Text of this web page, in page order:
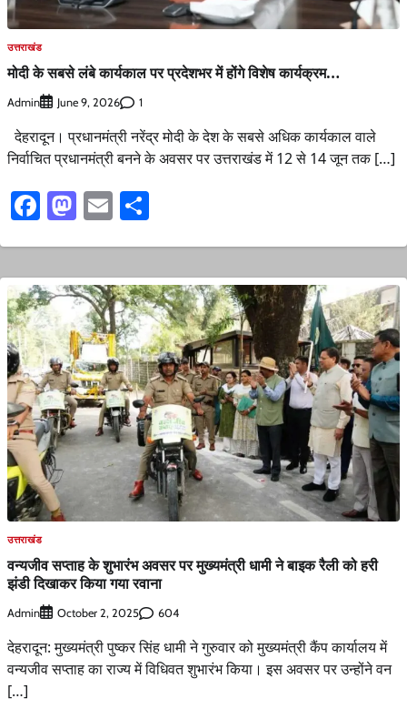
उत्तराखंड
मोदी के सबसे लंबे कार्यकाल पर प्रदेशभर में होंगे विशेष कार्यक्रम…
Admin June 9, 2026 1
देहरादून। प्रधानमंत्री नरेंद्र मोदी के देश के सबसे अधिक कार्यकाल वाले
निर्वाचित प्रधानमंत्री बनने के अवसर पर उत्तराखंड में 12 से 14 जून तक […]
Facebook
Mastodon
Email
उत्तराखंड
वन्यजीव सप्ताह के शुभारंभ अवसर पर मुख्यमंत्री धामी ने बाइक रैली को हरी
झंडी दिखाकर किया गया रवाना
Admin October 2, 2025 604
देहरादून: मुख्यमंत्री पुष्कर सिंह धामी ने गुरुवार को मुख्यमंत्री कैंप कार्यालय में
वन्यजीव सप्ताह का राज्य में विधिवत शुभारंभ किया। इस अवसर पर उन्होंने वन
[…]